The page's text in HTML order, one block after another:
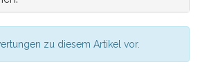
zu diesem Artikel vor.